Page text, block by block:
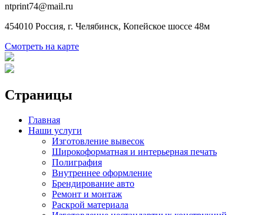
ntprint74@mail.ru
454010 Россия, г. Челябинск, Копейское шоссе 48м
Смотреть на карте
Страницы
Главная
Наши услуги
Изготовление вывесок
Широкоформатная и интерьерная печать
Полиграфия
Внутреннее оформление
Брендирование авто
Ремонт и монтаж
Раскрой материала